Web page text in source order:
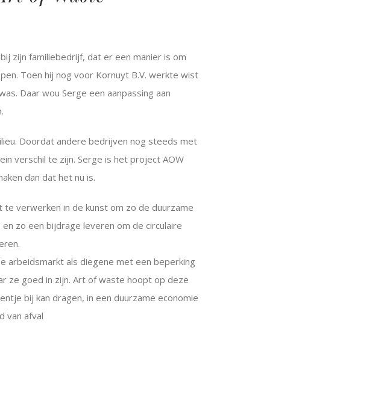
zijn familiebedrijf, dat er een manier is om
Toen hij nog voor Kornuyt B.V. werkte wist
Daar wou Serge een aanpassing aan
Doordat andere bedrijven nog steeds met
verschil te zijn. Serge is het project AOW
dan dat het nu is.
verwerken in de kunst om zo de duurzame
zo een bijdrage leveren om de circulaire
arbeidsmarkt als diegene met een beperking
ze goed in zijn. Art of waste hoopt op deze
bij kan dragen, in een duurzame economie
van afval